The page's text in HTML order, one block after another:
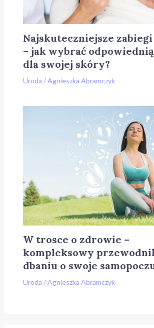
Najskuteczniejsze
– jak wybrać
dla swojej skóry?
Uroda /Agnieszka Abramczyk
W trosce o zdrowie –
kompleksowy
dbaniu o swoje
Uroda /Agnieszka Abramczyk